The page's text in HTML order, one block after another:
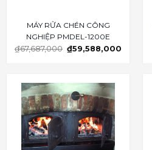
MÁY RỬA CHÉN CÔNG
NGHIỆP PMDEL-1200E
₫67,687,000 ₫59,588,000